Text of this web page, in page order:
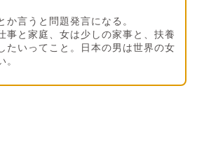
か言うと問題発言になる。
事と家庭、女は少しの家事と、扶養
たいってこと。日本の男は世界の女
。